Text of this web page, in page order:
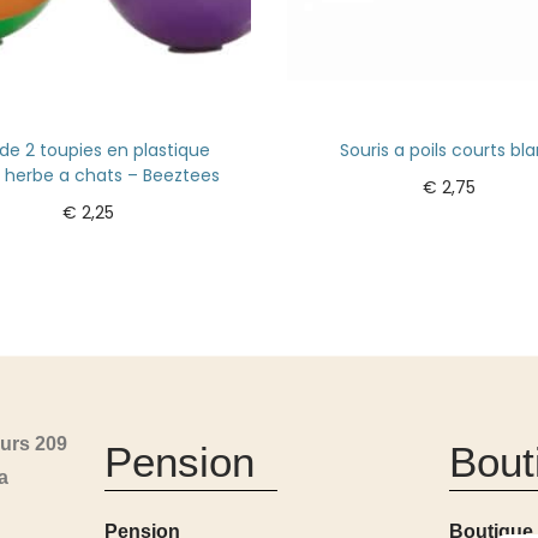
2 toupies en plastique
a chats – Beeztees
€ 2,25
Souris a poils courts
€ 2,75
209
Pension
Pension Boutique